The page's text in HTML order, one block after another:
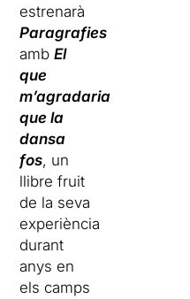
estrenarà
Paragrafies
ambEl
que
m’agradaria
que la
dansa
fos, un
llibre fruit
de la seva
experiència
durant
anys en
els camps